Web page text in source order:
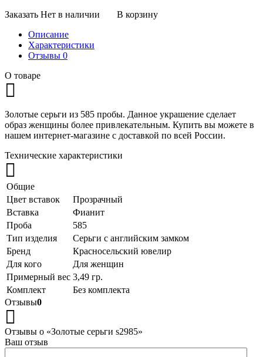
Заказать Нет в наличии
В корзину
Описание
Характеристики
Отзывы 0
О товаре
Золотые серьги из 585 пробы. Данное украшение сделает
образ женщины более привлекательным. Купить вы можете в
нашем интернет-магазине с доставкой по всей России.
Технические характеристики
Общие
Цвет вставок
Прозрачный
Вставка
Фианит
Проба
585
Тип изделия
Серьги с английским замком
Бренд
Красносельский ювелир
Для кого
Для женщин
Примерный вес 3,49 гр.
Комплект
Без комплекта
Отзывы0
Отзывы о «Золотые серьги s2985»
Ваш отзыв